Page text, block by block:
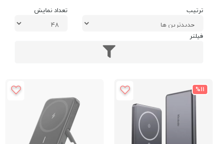
ترتیب تعداد نمایش
فیلتر
%11